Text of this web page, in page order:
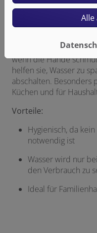
3.
sparsam
oder per Fingertipp
wenn die Hände
helfen sie, Wasser zu
abschalten. Besonders
Küchen und für
Vorteile:
Hygienisch, da
notwendig ist
Wasser wird nur
den Verbrauch zu
Ideal für
Alle